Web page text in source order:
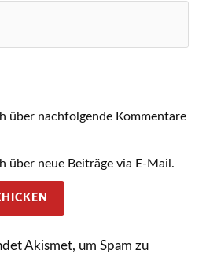
über nachfolgende Kommentare
über neue Beiträge via E-Mail.
Akismet, um Spam zu